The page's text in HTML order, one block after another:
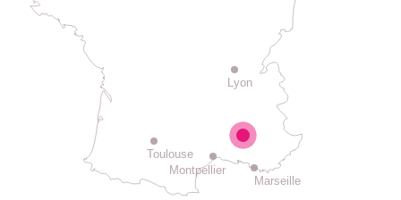
Lyon
Montpellier
Toulouse
Marseille